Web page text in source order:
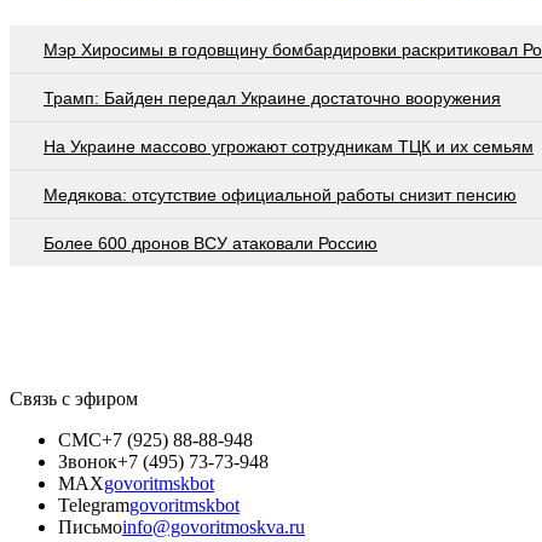
Мэр Хиросимы в годовщину бомбардировки раскритиковал
Трамп: Байден передал Украине достаточно вооружения
На Украине массово угрожают сотрудникам ТЦК и их семьям
Медякова: отсутствие официальной работы снизит пенсию
Более 600 дронов ВСУ атаковали Россию
Связь с эфиром
СМС+7 (925) 88-88-948
Звонок+7 (495) 73-73-948
MAXgovoritmskbot
Telegramgovoritmskbot
Письмоinfo@govoritmoskva.ru